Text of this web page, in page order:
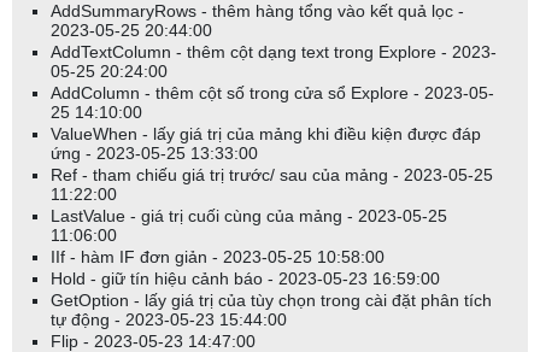
AddSummaryRows - thêm hàng tổng vào kết quả lọc -
2023-05-25 20:44:00
AddTextColumn - thêm cột dạng text trong Explore - 2023-
05-25 20:24:00
AddColumn - thêm cột số trong cửa sổ Explore - 2023-05-
25 14:10:00
ValueWhen - lấy giá trị của mảng khi điều kiện được đáp
ứng - 2023-05-25 13:33:00
Ref - tham chiếu giá trị trước/ sau của mảng - 2023-05-25
11:22:00
LastValue - giá trị cuối cùng của mảng - 2023-05-25
11:06:00
IIf - hàm IF đơn giản - 2023-05-25 10:58:00
Hold - giữ tín hiệu cảnh báo - 2023-05-23 16:59:00
GetOption - lấy giá trị của tùy chọn trong cài đặt phân tích
tự động - 2023-05-23 15:44:00
Flip - 2023-05-23 14:47:00